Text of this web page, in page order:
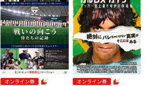
オンライン券
オンライン券